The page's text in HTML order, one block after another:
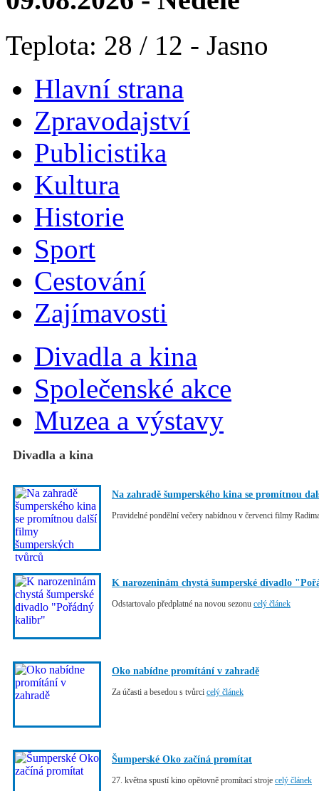
Teplota: 28 / 12 - Jasno
Hlavní strana
Zpravodajství
Publicistika
Kultura
Historie
Sport
Cestování
Zajímavosti
Divadla a kina
Společenské akce
Muzea a výstavy
Divadla a kina
Na zahradě šumperského kina se promítnou
Pravidelné pondělní večery nabídnou v červenci filmy
K narozeninám chystá šumperské divadlo
Odstartovalo předplatné na novou sezonu celý článek
Oko nabídne promítání v zahradě
Za účasti a besedou s tvůrci celý článek
Šumperské Oko začíná promítat
27. května spustí kino opětovně promítací stroje celý článek